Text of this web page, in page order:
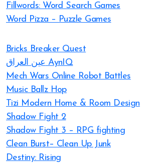
Fillwords: Word Search Games
Word Pizza – Puzzle Games
Bricks Breaker Quest
عين العراق AynIQ
Mech Wars Online Robot Battles
Music Ballz Hop
Tizi Modern Home & Room Design
Shadow Fight 2
Shadow Fight 3 – RPG fighting
Clean Burst– Clean Up Junk
Destiny: Rising